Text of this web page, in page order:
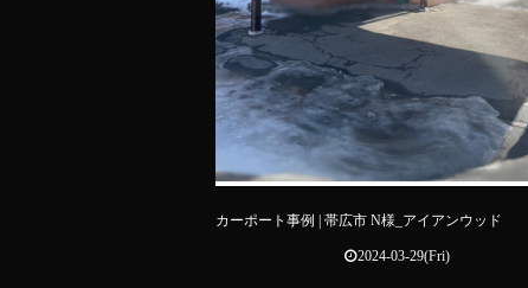
カーポート事例 | 帯広市 N様_アイアンウッド
2024-03-29(Fri)